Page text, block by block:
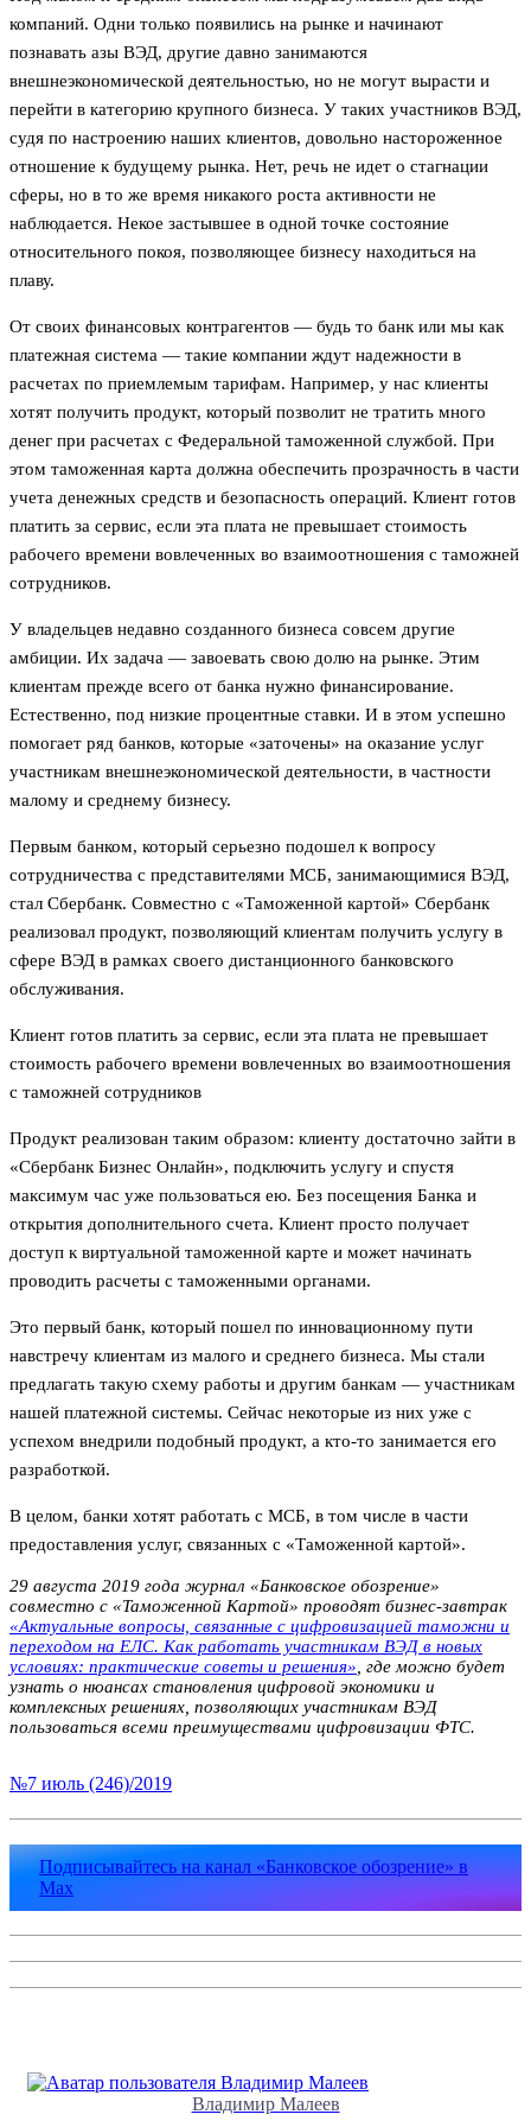
компаний. Одни только появились на рынке и начинают
познавать азы ВЭД, другие давно занимаются
внешнеэкономической деятельностью, но не могут вырасти и
перейти в категорию крупного бизнеса. У таких участников ВЭД,
судя по настроению наших клиентов, довольно настороженное
отношение к будущему рынка. Нет, речь не идет о стагнации
сферы, но в то же время никакого роста активности не
наблюдается. Некое застывшее в одной точке состояние
относительного покоя, позволяющее бизнесу находиться на
плаву.
От своих финансовых контрагентов — будь то банк или мы как
платежная система — такие компании ждут надежности в
расчетах по приемлемым тарифам. Например, у нас клиенты
хотят получить продукт, который позволит не тратить много
денег при расчетах с Федеральной таможенной службой. При
этом таможенная карта должна обеспечить прозрачность в части
учета денежных средств и безопасность операций. Клиент готов
платить за сервис, если эта плата не превышает стоимость
рабочего времени вовлеченных во взаимоотношения с таможней
сотрудников.
У владельцев недавно созданного бизнеса совсем другие
амбиции. Их задача — завоевать свою долю на рынке. Этим
клиентам прежде всего от банка нужно финансирование.
Естественно, под низкие процентные ставки. И в этом успешно
помогает ряд банков, которые «заточены» на оказание услуг
участникам внешнеэкономической деятельности, в частности
малому и среднему бизнесу.
Первым банком, который серьезно подошел к вопросу
сотрудничества с представителями МСБ, занимающимися ВЭД,
стал Сбербанк. Совместно с «Таможенной картой» Сбербанк
реализовал продукт, позволяющий клиентам получить услугу в
сфере ВЭД в рамках своего дистанционного банковского
обслуживания.
Клиент готов платить за сервис, если эта плата не превышает
стоимость рабочего времени вовлеченных во взаимоотношения
с таможней сотрудников
Продукт реализован таким образом: клиенту достаточно зайти в
«Сбербанк Бизнес Онлайн», подключить услугу и спустя
максимум час уже пользоваться ею. Без посещения Банка и
открытия дополнительного счета. Клиент просто получает
доступ к виртуальной таможенной карте и может начинать
проводить расчеты с таможенными органами.
Это первый банк, который пошел по инновационному пути
навстречу клиентам из малого и среднего бизнеса. Мы стали
предлагать такую схему работы и другим банкам — участникам
нашей платежной системы. Сейчас некоторые из них уже с
успехом внедрили подобный продукт, а кто-то занимается его
разработкой.
В целом, банки хотят работать с МСБ, в том числе в части
предоставления услуг, связанных с «Таможенной картой».
29 августа 2019 года журнал «Банковское обозрение»
совместно с «Таможенной Картой» проводят бизнес-завтрак
«Актуальные вопросы, связанные с цифровизацией таможни и
переходом на ЕЛС. Как работать участникам ВЭД в новых
условиях: практические советы и решения» , где можно будет
узнать о нюансах становления цифровой экономики и
комплексных решениях, позволяющих участникам ВЭД
пользоваться всеми преимуществами цифровизации ФТС.
№7 июль (246)/2019
Подписывайтесь на канал «Банковское обозрение» в
Max
Владимир Малеев